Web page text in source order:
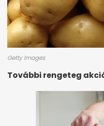
Getty Images
További rengeteg